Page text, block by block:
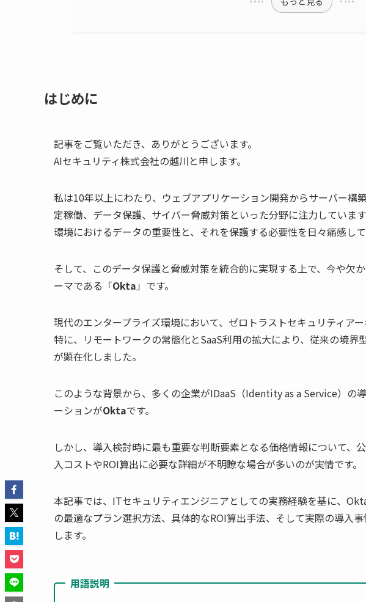
はじめに
記事をご覧いただき、ありがとうございます。
AIセキュリティ株式会社の越川と申します。
私は10年以上にわたり、ウェブアプリケーション開発からサーバー構
定稼働、データ保護、サイバー脅威対策といった分野に注力していま
環境におけるデータの重要性と、それを保護する必要性を日々痛感して
そして、このデータ保護と脅威対策を統合的に実現する上で、今や欠
ーマである「Okta 」です。
現代のエンタープライズ環境において、ゼロトラストセキュリティア
特に、リモートワークの常態化とSaaS利用の拡大により、従来の境
が顕在化しました。
このような背景から、多くの企業がIDaaS（Identity as a Service）の
ーションがOktaです。
しかし、導入検討時に最も重要な判断要素となる価格情報について、
入コストやROI算出に必要な詳細が不明瞭な場合が多いのが実情です。
本記事では、ITセキュリティエンジニアとしての実務経験を基に、
の最適なプラン選択方法、具体的なROI算出手法、そして実際の導入
します。
用語説明